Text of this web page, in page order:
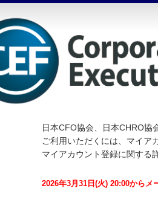
日本CFO協会、日本CHRO協
ご利用いただくには、マイア
マイアカウント登録に関する
2026年3月31日(火) 20:00からメ